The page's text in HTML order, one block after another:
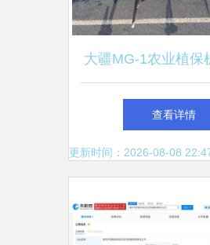
大疆MG-1农业植保
性能与高价位并存，
家机市场迎来新
查看详情
更新时间：2026-08-08